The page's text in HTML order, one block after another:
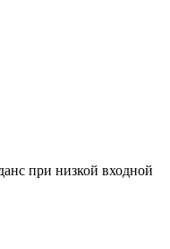
при низкой входной